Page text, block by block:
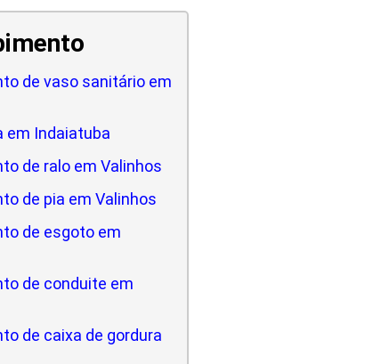
de vaso sanitário em
em Indaiatuba
de ralo em Valinhos
de pia em Valinhos
de esgoto em
de conduite em
de caixa de gordura